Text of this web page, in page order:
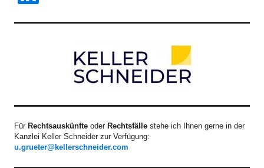
Für Rechtsauskünfte oder Rechtsfälle stehe ich Ihnen gerne in der
Kanzlei Keller Schneider zur Verfügung:
u.grueter@kellerschneider.com